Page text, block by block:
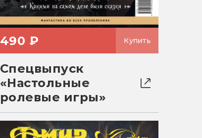
490 ₽ Купить
Спецвыпуск
«Настольные
ролевые игры»